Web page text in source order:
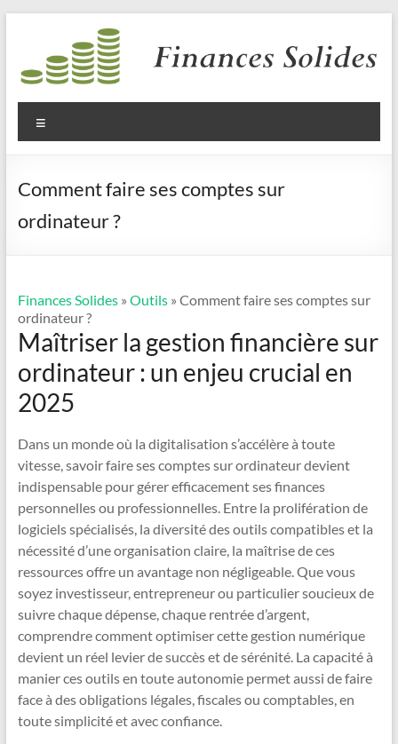
contenu
Finances
Solides
Comment faire ses comptes sur
ordinateur ?
Finances Solides» Outils» Comment faire ses comptes sur
ordinateur ?
Maîtriser la gestion financière sur
ordinateur : un enjeu crucial en
2025
Dans un monde où la digitalisation s’accélère à toute
vitesse, savoir faire ses comptes sur ordinateur devient
indispensable pour gérer efficacement ses finances
personnelles ou professionnelles. Entre la prolifération de
logiciels spécialisés, la diversité des outils compatibles et la
nécessité d’une organisation claire, la maîtrise de ces
ressources offre un avantage non négligeable. Que vous
soyez investisseur, entrepreneur ou particulier soucieux de
suivre chaque dépense, chaque rentrée d’argent,
comprendre comment optimiser cette gestion numérique
devient un réel levier de succès et de sérénité. La capacité à
manier ces outils en toute autonomie permet aussi de faire
face à des obligations légales, fiscales ou comptables, en
toute simplicité et avec confiance.